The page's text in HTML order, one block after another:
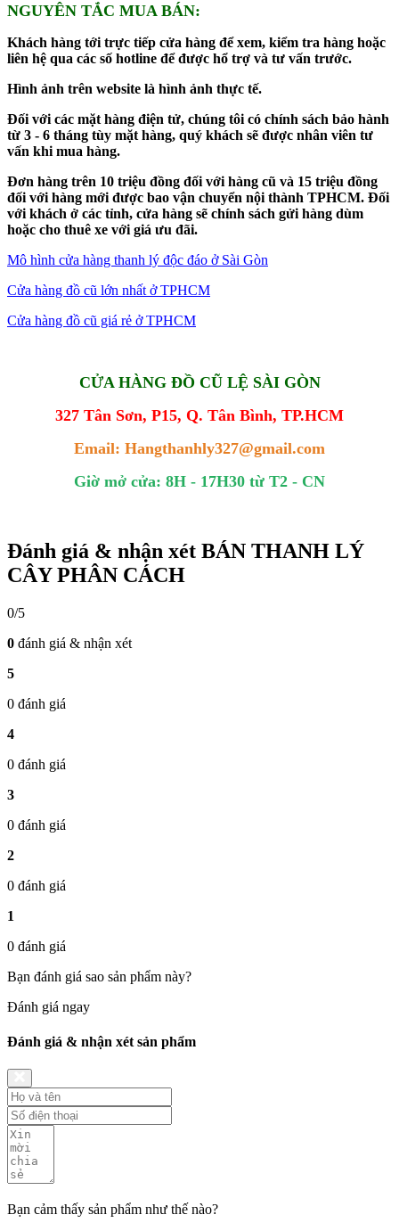
NGUYÊN TẮC MUA BÁN:
Khách hàng tới trực tiếp cửa hàng để xem, kiểm tra hàng hoặc
liên hệ qua các số hotline để được hổ trợ và tư vấn trước.
Hình ảnh trên website là hình ảnh thực tế.
Đối với các mặt hàng điện tử, chúng tôi có chính sách bảo hành
từ 3 - 6 tháng tùy mặt hàng, quý khách sẽ được nhân viên tư
vấn khi mua hàng.
Đơn hàng trên 10 triệu đồng đối với hàng cũ và 15 triệu đồng
đối với hàng mới được bao vận chuyển nội thành TPHCM. Đối
với khách ở các tỉnh, cửa hàng sẽ chính sách gửi hàng dùm
hoặc cho thuê xe với giá ưu đãi.
Mô hình cửa hàng thanh lý độc đáo ở Sài Gòn
Cửa hàng đồ cũ lớn nhất ở TPHCM
Cửa hàng đồ cũ giá rẻ ở TPHCM
CỬA HÀNG ĐỒ CŨ LỆ SÀI GÒN
327 Tân Sơn, P15, Q. Tân Bình, TP.HCM
Email: Hangthanhly327@gmail.com
Giờ mở cửa: 8H - 17H30 từ T2 - CN
Đánh giá & nhận xét BÁN THANH LÝ
CÂY PHÂN CÁCH
0/5
0 đánh giá & nhận xét
5
0 đánh giá
4
0 đánh giá
3
0 đánh giá
2
0 đánh giá
1
0 đánh giá
Bạn đánh giá sao sản phẩm này?
Đánh giá ngay
Đánh giá & nhận xét sản phẩm
Bạn cảm thấy sản phẩm như thế nào?